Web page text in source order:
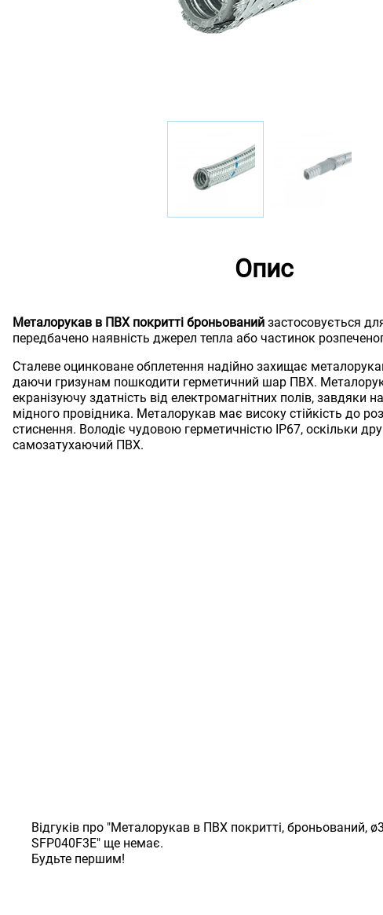
Опис
Металорукав в ПВХ покритті броньований застосовується
передбачено наявність джерел тепла або частинок
Сталеве оцинковане обплетення надійно захищає
даючи гризунам пошкодити герметичний шар ПВХ.
екранізуючу здатність від електромагнітних полів, завдяки
мідного провідника. Металорукав має високу стійкість до
стиснення. Володіє чудовою герметичністю IP67, оскільки
самозатухаючий ПВХ.
Відгуків про "Металорукав в ПВХ покритті, броньований,
SFP040F3E" ще немає.
Будьте першим!